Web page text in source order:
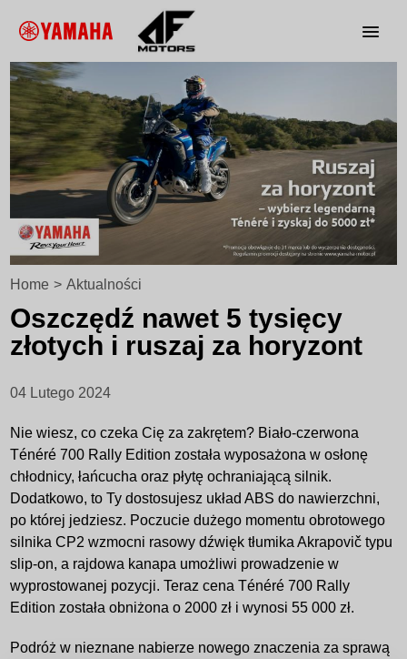
Home > Aktualności
Oszczędź nawet 5 tysięcy
złotych i ruszaj za horyzont
04 Lutego 2024
Nie wiesz, co czeka Cię za zakrętem? Biało-czerwona
Ténéré 700 Rally Edition została wyposażona w osłonę
chłodnicy, łańcucha oraz płytę ochraniającą silnik.
Dodatkowo, to Ty dostosujesz układ ABS do nawierzchni,
po której jedziesz. Poczucie dużego momentu obrotowego
silnika CP2 wzmocni rasowy dźwięk tłumika Akrapovič typu
slip-on, a rajdowa kanapa umożliwi prowadzenie w
wyprostowanej pozycji. Teraz cena Ténéré 700 Rally
Edition została obniżona o 2000 zł i wynosi 55 000 zł.
Podróż w nieznane nabierze nowego znaczenia za sprawą